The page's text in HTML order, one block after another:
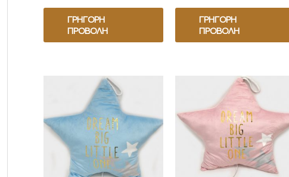
ΓΡΉΓΟΡΗ
ΠΡΟΒΟΛΉ
ΓΡΉΓΟΡΗ
ΠΡΟΒΟΛΉ